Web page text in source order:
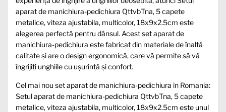
aparat de manichiura-pedichiura QttvbTna, 5 capete
metalice, viteza ajustabila, multicolor, 18x9x2.5cm este
alegerea perfectă pentru dânsul. Acest set aparat de
manichiura-pedichiura este fabricat din materiale de înaltă
calitate și are o design ergonomică, care vă permite să vă
îngrijiți unghiile cu ușurință și confort.
Cel mai nou set aparat de manichiura-pedichiura în Romania:
Setul aparat de manichiura-pedichiura QttvbTna, 5 capete
metalice, viteza ajustabila, multicolor, 18x9x2.5cm este unul